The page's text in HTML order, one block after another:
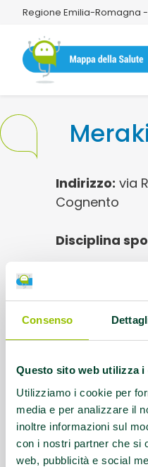
Consenso
Questo sito web utilizza i
Utilizziamo i cookie per
media e per analizzare il
inoltre informazioni sul
con i nostri partner che si
web, pubblicità e social
Regione Emilia-Romagna
Indirizzo: via
Cognento
Disciplina
Contatti:
Servizio
motorie/
Questo